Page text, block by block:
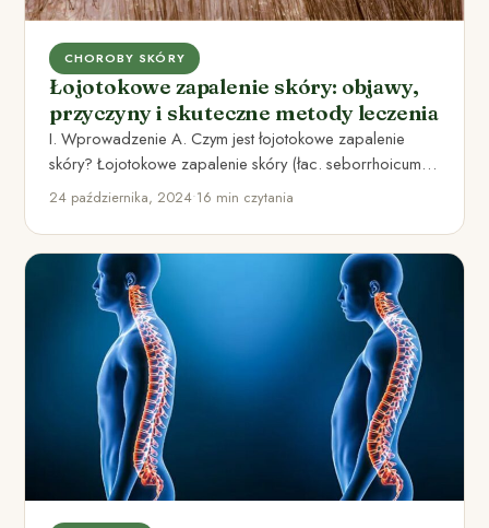
CHOROBY SKÓRY
Łojotokowe zapalenie skóry: objawy,
przyczyny i skuteczne metody leczenia
I. Wprowadzenie A. Czym jest łojotokowe zapalenie
skóry? Łojotokowe zapalenie skóry (łac. seborrhoicum
dermatitis) to przewlekła choroba skóry,…
24 października, 2024•16 min czytania